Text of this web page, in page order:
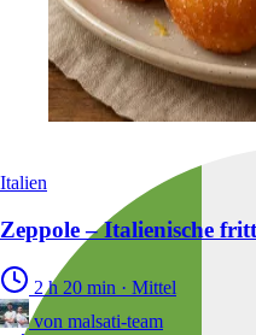
Italien
Zeppole – Italienische
2 h 20 min · Mittel
von malsati-team